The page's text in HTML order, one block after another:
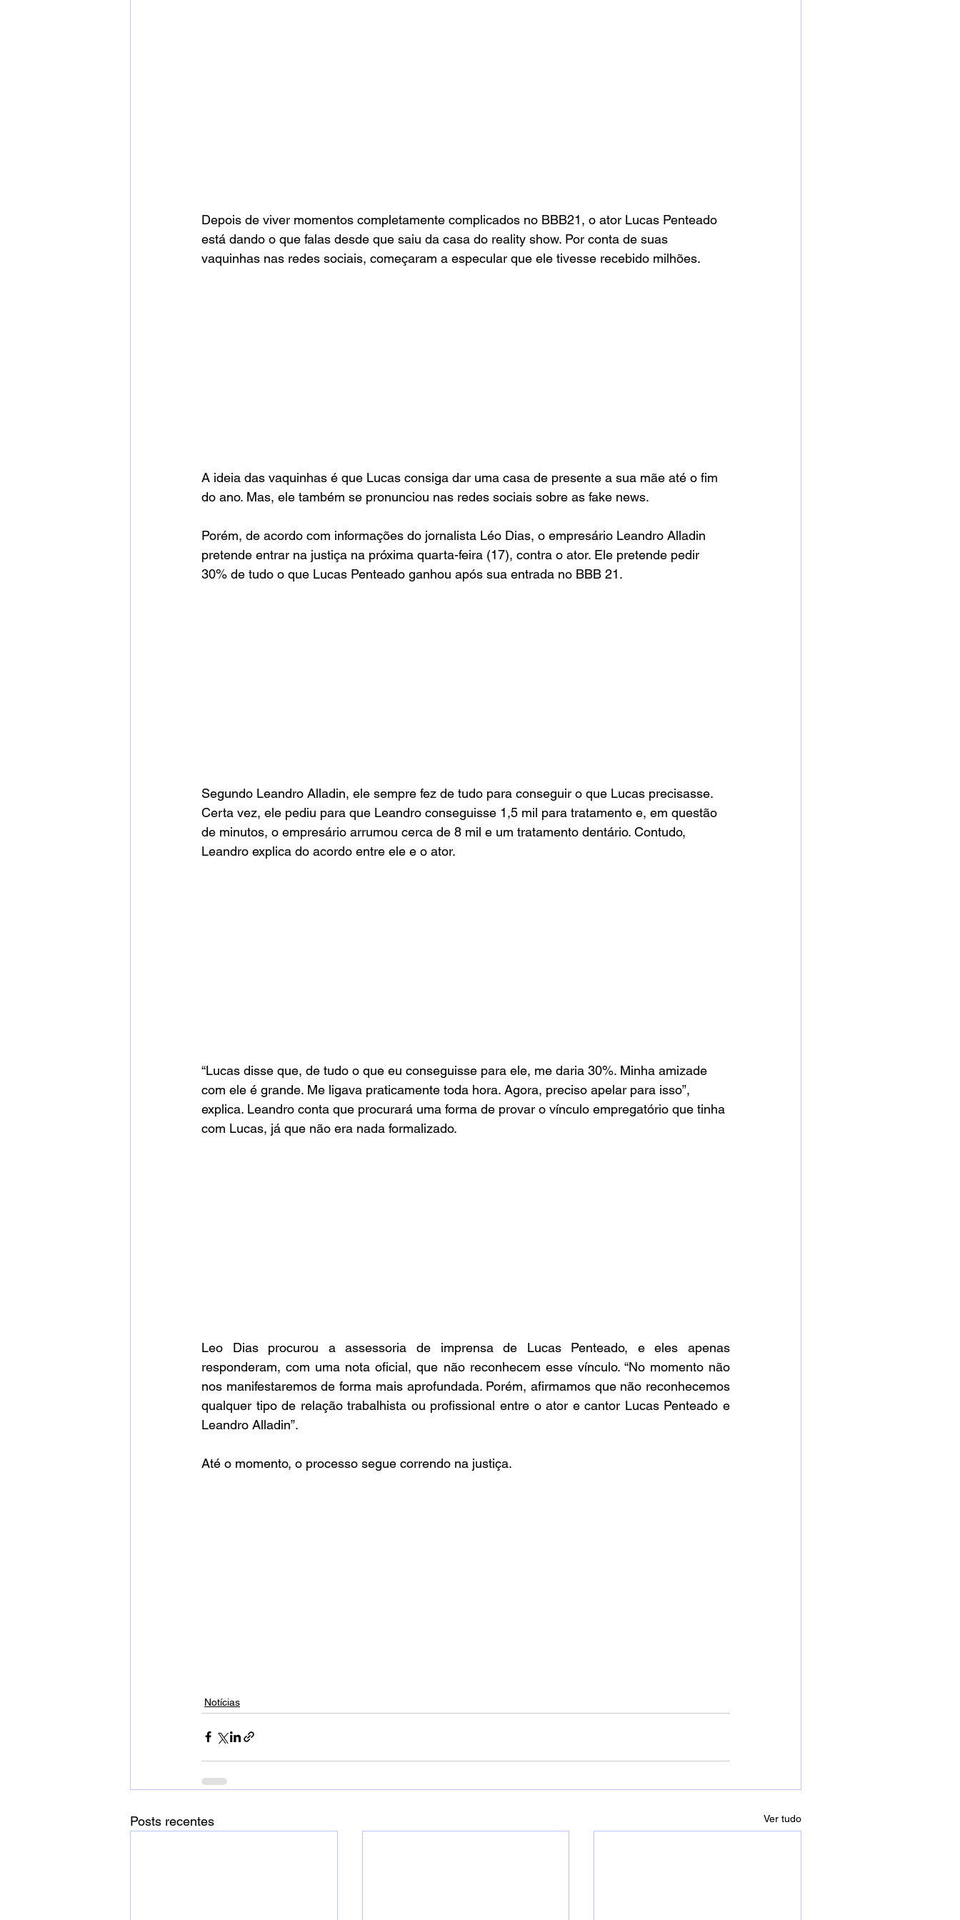
Depois de viver momentos completamente complicados no BBB21, o ator Lucas Penteado
está dando o que falas desde que saiu da casa do reality show. Por conta de suas
vaquinhas nas redes sociais, começaram a especular que ele tivesse recebido milhões.
A ideia das vaquinhas é que Lucas consiga dar uma casa de presente a sua mãe até o fim
do ano. Mas, ele também se pronunciou nas redes sociais sobre as fake news.
Porém, de acordo com informações do jornalista Léo Dias, o empresário Leandro Alladin
pretende entrar na justiça na próxima quarta-feira (17), contra o ator. Ele pretende pedir
30% de tudo o que Lucas Penteado ganhou após sua entrada no BBB 21.
Segundo Leandro Alladin, ele sempre fez de tudo para conseguir o que Lucas precisasse.
Certa vez, ele pediu para que Leandro conseguisse 1,5 mil para tratamento e, em questão
de minutos, o empresário arrumou cerca de 8 mil e um tratamento dentário. Contudo,
Leandro explica do acordo entre ele e o ator.
“Lucas disse que, de tudo o que eu conseguisse para ele, me daria 30%. Minha amizade
com ele é grande. Me ligava praticamente toda hora. Agora, preciso apelar para isso”,
explica. Leandro conta que procurará uma forma de provar o vínculo empregatório que tinha
com Lucas, já que não era nada formalizado.
Leo Dias procurou a assessoria de imprensa de Lucas Penteado, e eles apenas
responderam, com uma nota oficial, que não reconhecem esse vínculo. “No momento não
nos manifestaremos de forma mais aprofundada. Porém, afirmamos que não reconhecemos
qualquer tipo de relação trabalhista ou profissional entre o ator e cantor Lucas Penteado e
Leandro Alladin”.
Até o momento, o processo segue correndo na justiça.
Notícias
Posts recentes Ver tudo